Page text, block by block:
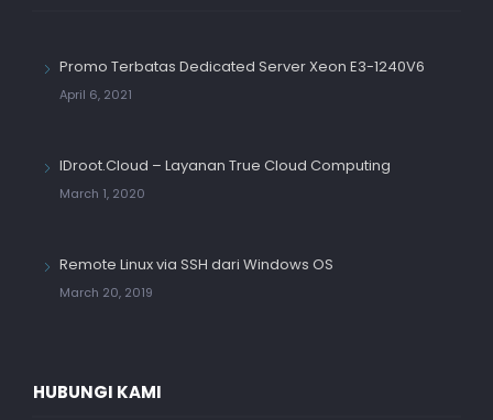
Promo Terbatas Dedicated Server Xeon E3-1240V6
April 6, 2021
IDroot.Cloud – Layanan True Cloud Computing
March 1, 2020
Remote Linux via SSH dari Windows OS
March 20, 2019
HUBUNGI KAMI